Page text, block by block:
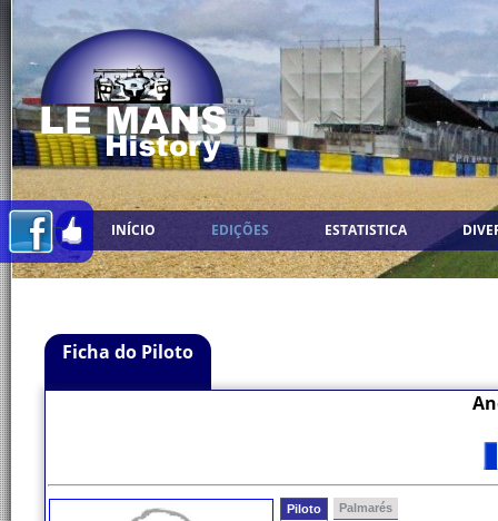
INÍCIO EDIÇÕES ESTATISTICA
Ficha do Piloto
Piloto Palmarés